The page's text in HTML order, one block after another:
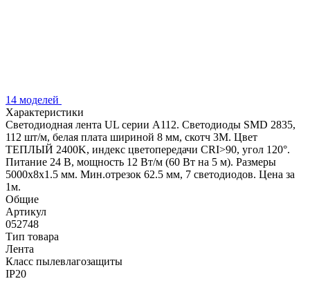
14 моделей
Характеристики
Светодиодная лента UL серии A112. Светодиоды SMD 2835,
112 шт/м, белая плата шириной 8 мм, скотч 3M. Цвет
ТЕПЛЫЙ 2400K, индекс цветопередачи CRI>90, угол 120°.
Питание 24 В, мощность 12 Вт/м (60 Вт на 5 м). Размеры
5000x8x1.5 мм. Мин.отрезок 62.5 мм, 7 светодиодов. Цена за
1м.
Общие
Артикул
052748
Тип товара
Лента
Класс пылевлагозащиты
IP20